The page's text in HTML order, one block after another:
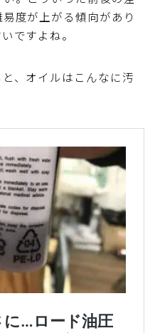
度が上がる傾向があり
ですよね。
、オイルはこんなに汚